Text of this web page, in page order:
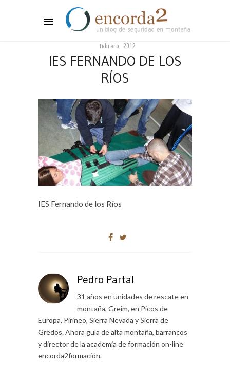
febrero, 2012
IES FERNANDO DE LOS
RÍOS
IES Fernando de los Ríos
Pedro Partal
31 años en unidades de rescate en
montaña, Greim, en Picos de
Europa, Pirineo, Sierra Nevada y Sierra de
Gredos. Ahora guía de alta montaña, barrancos
y director de la academia de formación on-line
encorda2formación.